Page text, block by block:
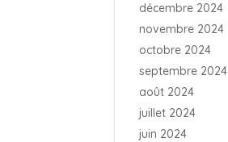
décembre 2024
novembre 2024
octobre 2024
septembre 2024
août 2024
juillet 2024
juin 2024